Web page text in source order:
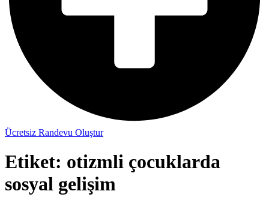
Ücretsiz Randevu Oluştur
Etiket: otizmli çocuklarda
sosyal gelişim